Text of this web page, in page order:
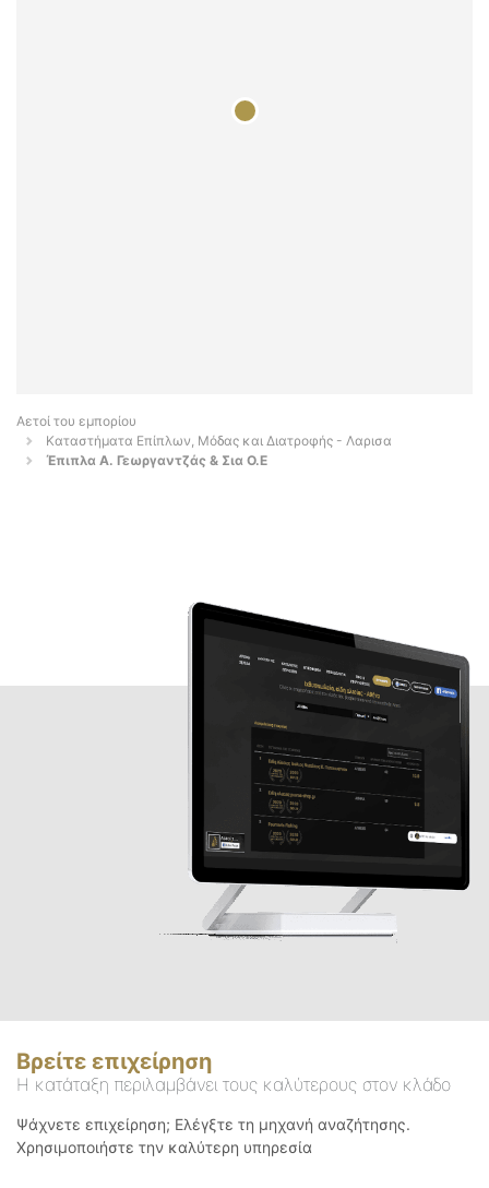
Αετοί του εμπορίου
Καταστήματα Επίπλων, Μόδας και Διατροφής - Λαρισα
Έπιπλα Α. Γεωργαντζάς & Σια Ο.Ε
Βρείτε επιχείρηση
Η κατάταξη περιλαμβάνει τους καλύτερους στον κλάδο
Ψάχνετε επιχείρηση; Ελέγξτε τη μηχανή αναζήτησης.
Χρησιμοποιήστε την καλύτερη υπηρεσία